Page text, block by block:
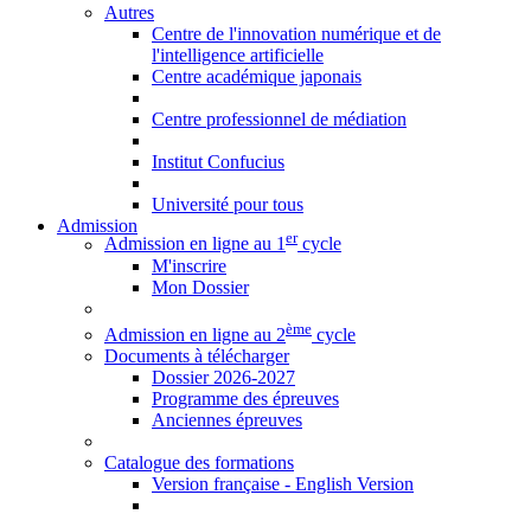
Autres
Centre de l'innovation numérique et de
l'intelligence artificielle
Centre académique japonais
Centre professionnel de médiation
Institut Confucius
Université pour tous
Admission
Admission en ligne au 1ercycle
M'inscrire
Mon Dossier
Admission en ligne au 2ème cycle
Documents à télécharger
Dossier 2026-2027
Programme des épreuves
Anciennes épreuves
Catalogue des formations
Version française - English Version